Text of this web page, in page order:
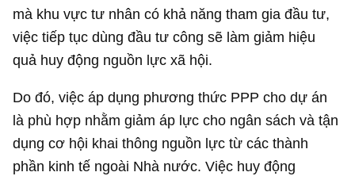
mà khu vực tư nhân có khả năng tham gia đầu tư,
việc tiếp tục dùng đầu tư công sẽ làm giảm hiệu
quả huy động nguồn lực xã hội.
Do đó, việc áp dụng phương thức PPP cho dự án
là phù hợp nhằm giảm áp lực cho ngân sách và tận
dụng cơ hội khai thông nguồn lực từ các thành
phần kinh tế ngoài Nhà nước. Việc huy động